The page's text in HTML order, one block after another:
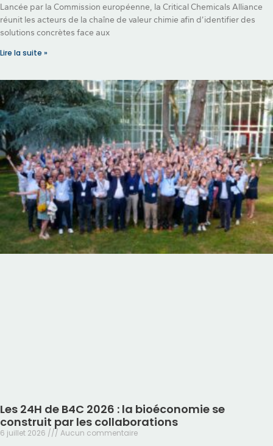
Lancée par la Commission européenne, la Critical Chemicals Alliance
réunit les acteurs de la chaîne de valeur chimie afin d’identifier des
solutions concrètes face aux
Lire la suite »
Les 24H de B4C 2026 : la bioéconomie se
construit par les collaborations
6 juillet 2026
Aucun commentaire